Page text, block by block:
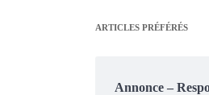
ARTICLES PRÉFÉRÉS
Annonce –